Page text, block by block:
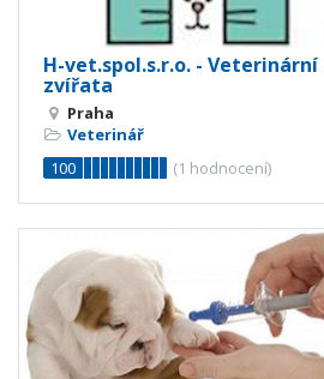
H-vet.spol.s.r.o. -
zvířata
Praha
Veterinář
100
(1 hodnocení)